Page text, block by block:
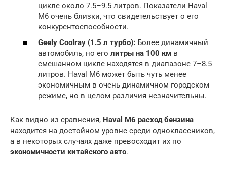
цикле около 7.5–9.5 литров. Показатели Haval
M6 очень близки, что свидетельствует о его
конкурентоспособности.
Geely Coolray (1.5 л турбо): Более динамичный
автомобиль, но его литры на 100 км в
смешанном цикле находятся в диапазоне 7–8.5
литров. Haval M6 может быть чуть менее
экономичным в очень динамичном городском
режиме, но в целом различия незначительны.
Как видно из сравнения, Haval M6 расход бензина
находится на достойном уровне среди одноклассников,
а в некоторых случаях даже превосходит их по
экономичности китайского авто.